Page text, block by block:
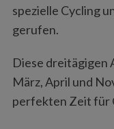
spezielle Cycling
gerufen.
Diese dreitägigen
März, April und
perfekten Zeit für